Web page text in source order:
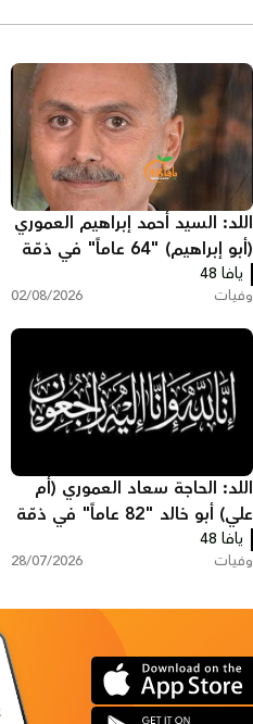
اللد: السيد أحمد إبراهيم العموري
(أبو إبراهيم) "64 عاماً" في ذمّة
الله
يافا 48
وفيات 02/08/2026
اللد: الحاجة سعاد العموري (أم
علي) أبو خالد "82 عاماً" في ذمّة
الله
يافا 48
وفيات 28/07/2026